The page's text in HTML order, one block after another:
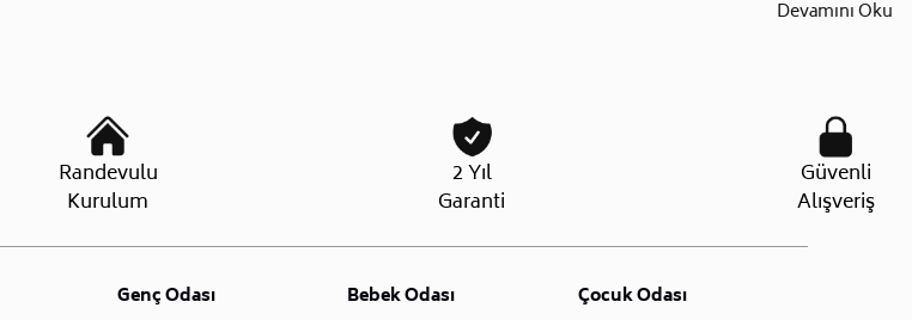
Devamını Oku
Randevulu
Kurulum
2 Yıl
Garanti
Güvenli
Alışveriş
Genç Odası
Bebek Odası
Çocuk Odası